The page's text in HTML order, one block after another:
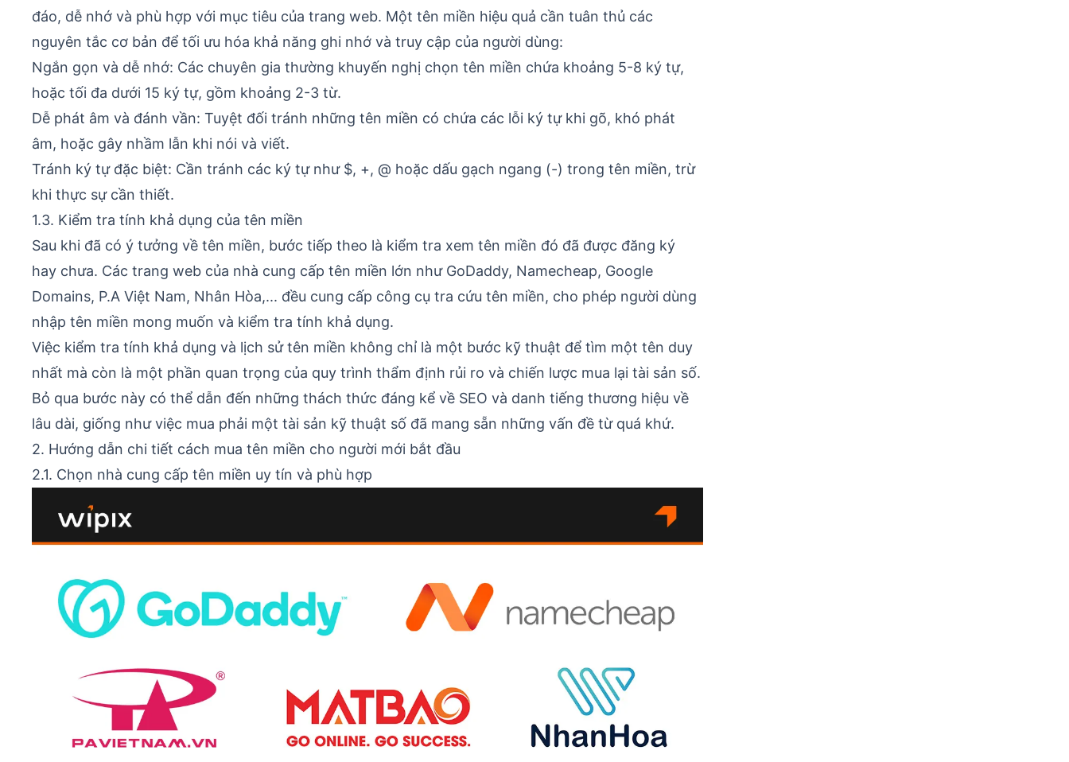
đáo, dễ nhớ và phù hợp với mục tiêu của trang web. Một tên miền hiệu quả cần tuân thủ các
nguyên tắc cơ bản để tối ưu hóa khả năng ghi nhớ và truy cập của người dùng:
Ngắn gọn và dễ nhớ: Các chuyên gia thường khuyến nghị chọn tên miền chứa khoảng 5-8 ký tự,
hoặc tối đa dưới 15 ký tự, gồm khoảng 2-3 từ.
Dễ phát âm và đánh vần: Tuyệt đối tránh những tên miền có chứa các lỗi ký tự khi gõ, khó phát
âm, hoặc gây nhầm lẫn khi nói và viết.
Tránh ký tự đặc biệt: Cần tránh các ký tự như $, +, @ hoặc dấu gạch ngang (-) trong tên miền, trừ
khi thực sự cần thiết.
1.3. Kiểm tra tính khả dụng của tên miền
Sau khi đã có ý tưởng về tên miền, bước tiếp theo là kiểm tra xem tên miền đó đã được đăng ký
hay chưa. Các trang web của nhà cung cấp tên miền lớn như GoDaddy, Namecheap, Google
Domains, P.A Việt Nam, Nhân Hòa,... đều cung cấp công cụ tra cứu tên miền, cho phép người dùng
nhập tên miền mong muốn và kiểm tra tính khả dụng.
Việc kiểm tra tính khả dụng và lịch sử tên miền không chỉ là một bước kỹ thuật để tìm một tên duy
nhất mà còn là một phần quan trọng của quy trình thẩm định rủi ro và chiến lược mua lại tài sản số.
Bỏ qua bước này có thể dẫn đến những thách thức đáng kể về SEO và danh tiếng thương hiệu về
lâu dài, giống như việc mua phải một tài sản kỹ thuật số đã mang sẵn những vấn đề từ quá khứ.
2. Hướng dẫn chi tiết cách mua tên miền cho người mới bắt đầu
2.1. Chọn nhà cung cấp tên miền uy tín và phù hợp